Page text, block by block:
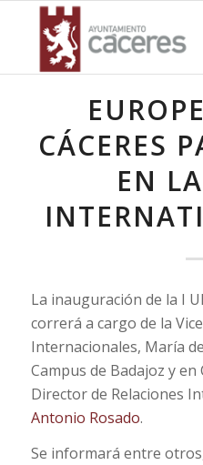
CÁCERES
EN
La inauguración de la I
correrá a cargo de la
Internacionales, María
Campus de Badajoz y
Director de Relaciones
Antonio Rosado.
Se informará entre